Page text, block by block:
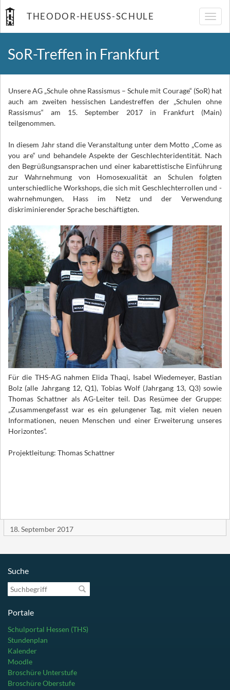
THEODOR-HEUSS-SCHULE
SoR-Treffen in Frankfurt
Unsere AG „Schule ohne Rassismus – Schule mit Courage“ (SoR) hat
auch am zweiten hessischen Landestreffen der „Schulen ohne
Rassismus“ am 15. September 2017 in Frankfurt (Main)
teilgenommen.
In diesem Jahr stand die Veranstaltung unter dem Motto „Come as
you are“ und behandele Aspekte der Geschlechteridentität. Nach
den Begrüßungsansprachen und einer kabarettistische Einführung
zur Wahrnehmung von Homosexualität an Schulen folgten
unterschiedliche Workshops, die sich mit Geschlechterrollen und -
wahrnehmungen, Hass im Netz und der Verwendung
diskriminierender Sprache beschäftigten.
Für die THS-AG nahmen Elida Thaqi, Isabel Wiedemeyer, Bastian
Bolz (alle Jahrgang 12, Q1), Tobias Wolf (Jahrgang 13, Q3) sowie
Thomas Schattner als AG-Leiter teil. Das Resümee der Gruppe:
„Zusammengefasst war es ein gelungener Tag, mit vielen neuen
Informationen, neuen Menschen und einer Erweiterung unseres
Horizontes“.
Projektleitung: Thomas Schattner
18. September 2017
Suche
Suchbegriff
Portale
Schulportal Hessen (THS)
Stundenplan
Kalender
Moodle
Broschüre Unterstufe
Broschüre Oberstufe